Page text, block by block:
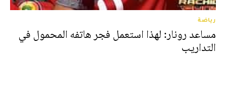
رياضة
مساعد رونار: لهذا استعمل فجر هاتفه المحمول في
التداريب